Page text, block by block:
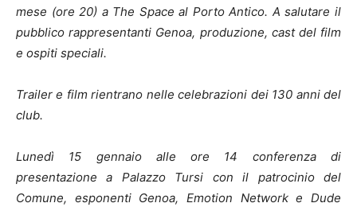
mese (ore 20) a The Space al Porto Antico. A salutare il
pubblico rappresentanti Genoa, produzione, cast del film
e ospiti speciali.
Trailer e film rientrano nelle celebrazioni dei 130 anni del
club.
Lunedì 15 gennaio alle ore 14 conferenza di
presentazione a Palazzo Tursi con il patrocinio del
Comune, esponenti Genoa, Emotion Network e Dude